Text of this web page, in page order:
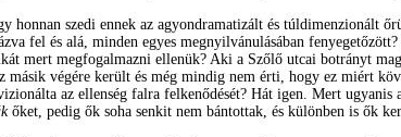
honnan szedi ennek az agyondramatizált és túldimenzionált
fel és alá, minden egyes megnyilvánulásában
mert megfogalmazni ellenük? Aki a Szőlő utcai botrányt
másik végére került és még mindig nem érti, hogy ez miért
az ellenség falra felkenődését? Hát igen. Mert
őket, pedig ők soha senkit nem bántottak, és különben is ők